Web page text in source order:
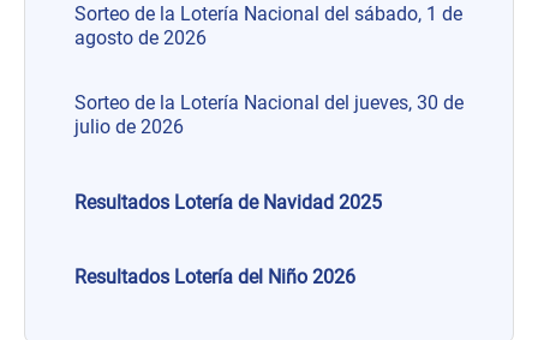
Sorteo de la Lotería Nacional del sábado, 1 de
agosto de 2026
Sorteo de la Lotería Nacional del jueves, 30 de
julio de 2026
Resultados Lotería de Navidad 2025
Resultados Lotería del Niño 2026